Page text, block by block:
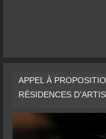
APPEL À
RÉSIDENCES